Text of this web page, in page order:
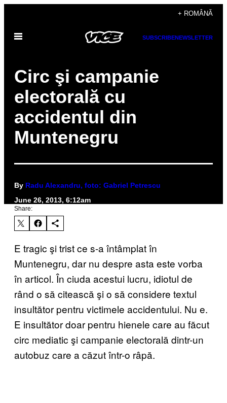
content
+ ROMÂNĂ
Open
SUBSCRIBENEWSLETTER
Circ şi campanie
electorală cu
accidentul din
Muntenegru
By Radu Alexandru, foto: Gabriel Petrescu
June 26, 2013, 6:12am
Share:
E tragic şi trist ce s-a întâmplat în
Muntenegru, dar nu despre asta este vorba
în articol. În ciuda acestui lucru, idiotul de
rând o să citească şi o să considere textul
insultător pentru victimele accidentului. Nu e.
E insultător doar pentru hienele care au făcut
circ mediatic şi campanie electorală dintr-un
autobuz care a căzut într-o râpă.